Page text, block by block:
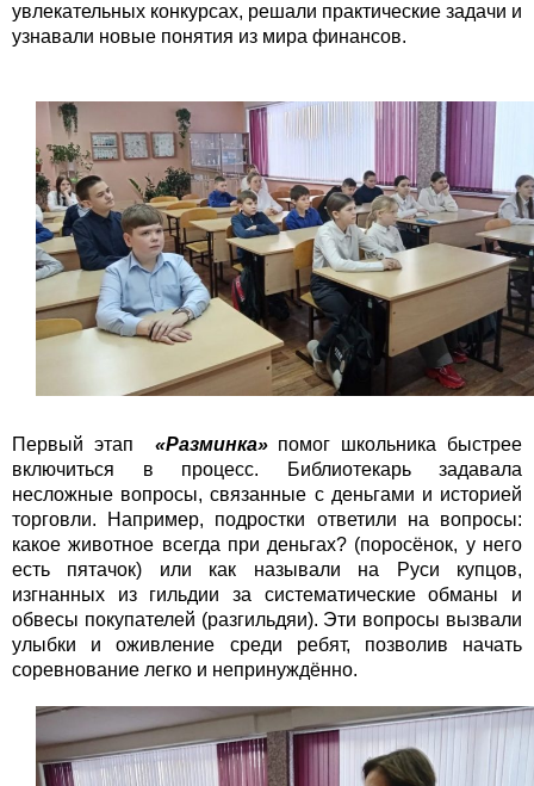
увлекательных конкурсах, решали практические задачи и
узнавали новые понятия из мира финансов.
Первый этап «Разминка»помог школьника быстрее
включиться в процесс. Библиотекарь задавала
несложные вопросы, связанные с деньгами и историей
торговли. Например, подростки ответили на вопросы:
какое животное всегда при деньгах? (поросёнок, у него
есть пятачок) или как называли на Руси купцов,
изгнанных из гильдии за систематические обманы и
обвесы покупателей (разгильдяи). Эти вопросы вызвали
улыбки и оживление среди ребят, позволив начать
соревнование легко и непринуждённо.